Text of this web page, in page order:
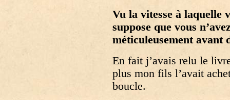
Vu la vitesse à laquelle
suppose que vous
méticuleusement avant
En fait j’avais relu le
plus mon fils l’avait
boucle.